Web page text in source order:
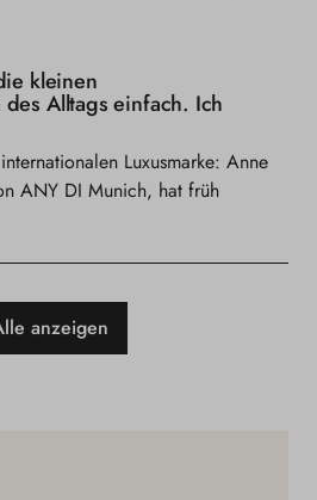
kleinen
Alltags einfach. Ich
Luxusmarke: Anne
ANY DI Munich, hat früh
anzeigen